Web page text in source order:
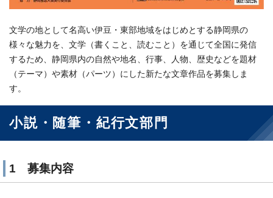
文学の地として名高い伊豆・東部地域をはじめとする静岡県の
様々な魅力を、文学（書くこと、読むこと）を通じて全国に発信
するため、静岡県内の自然や地名、行事、人物、歴史などを題材
（テーマ）や素材（パーツ）にした新たな文章作品を募集しま
す。
小説・随筆・紀行文部門
1 募集内容